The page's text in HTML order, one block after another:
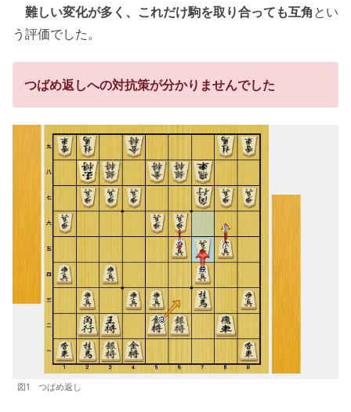
難しい変化が多く、これだけ駒を取り合っても互角 とい
う評価でした。
つばめ返しへの対抗策が分かりませんでした
図1 つばめ返し